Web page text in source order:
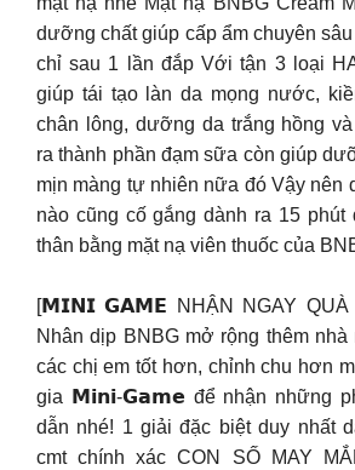
dưỡng chất giúp cấp ẩm chuyên
chỉ sau 1 lần đắp Với tận 3 loại
giúp tái tạo làn da mọng nước,
chân lông, dưỡng da trắng hồng
ra thành phần đạm sữa còn giúp
mịn màng tự nhiên nữa đó Vậy nên
nào cũng cố gắng dành ra 15 phút
thân bằng mặt nạ viên thuốc của
[𝗠𝗜𝗡𝗜 𝗚𝗔𝗠𝗘 NHẬN NGAY QUÀ
Nhân dịp BNBG mở rộng thêm
các chị em tốt hơn, chỉnh chu hơn
gia 𝗠𝗶𝗻𝗶-𝗚𝗮𝗺𝗲 để nhận những
dẫn nhé! 1 giải đặc biệt duy nhất
cmt chính xác CON SỐ MAY